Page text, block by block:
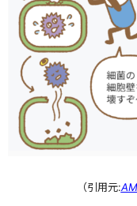
（引用元: